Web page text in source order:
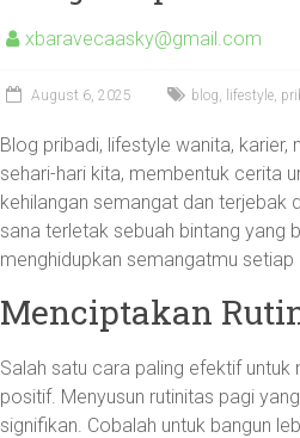
xbaravecaasky@gmail.com
August 6, 2025 blog, lifestyle,
Blog pribadi, lifestyle wanita,
sehari-hari kita, membentuk cerita
kehilangan semangat dan terjebak
sana terletak sebuah bintang yang
menghidupkan semangatmu setiap
Menciptakan
Salah satu cara paling efektif
positif. Menyusun rutinitas pagi
signifikan. Cobalah untuk bangun